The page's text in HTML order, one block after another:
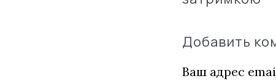
Добавить
Ваш адрес